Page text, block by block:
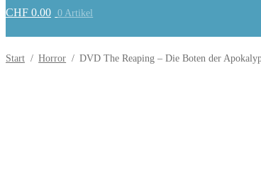
CHF 0.00 0 Artikel
Start / Horror / DVD The Reaping – Die Boten der